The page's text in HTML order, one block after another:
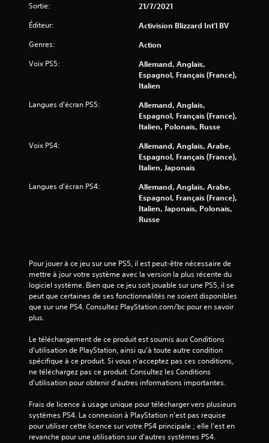
v
s
)
Sortie: 21/7/2021
Éditeur: Activision Blizzard Int'l BV
Genres: Action
Voix PS5:
Allemand, Anglais,
Espagnol, Français (France),
Italien
Langues d'écran PS5:
Allemand, Anglais,
Espagnol, Français (France),
Italien, Polonais, Russe
Voix PS4:
Allemand, Anglais, Arabe,
Espagnol, Français (France),
Italien, Japonais
Langues d'écran PS4:
Allemand, Anglais, Arabe,
Espagnol, Français (France),
Italien, Japonais, Polonais,
Russe
Pour jouer à ce jeu sur une PS5, il est peut-être nécessaire de
mettre à jour votre système avec la version la plus récente du
logiciel système. Bien que ce jeu soit jouable sur une PS5, il se
peut que certaines de ses fonctionnalités ne soient disponibles
que sur une PS4. Consultez PlayStation.com/bc pour en savoir
plus.
Le téléchargement de ce produit est soumis aux Conditions
d'utilisation de PlayStation, ainsi qu'à toute autre condition
spécifique à ce produit. Si vous n'acceptez pas ces conditions,
ne téléchargez pas ce produit. Consultez les Conditions
d'utilisation pour obtenir d'autres informations importantes.
Frais de licence à usage unique pour télécharger vers plusieurs
systèmes PS4. La connexion à PlayStation n'est pas requise
pour utiliser cette licence sur votre PS4 principale ; elle l'est en
revanche pour une utilisation sur d'autres systèmes PS4.